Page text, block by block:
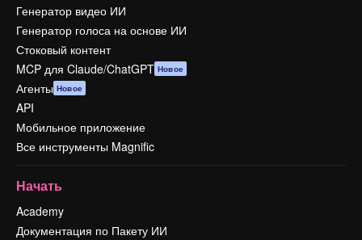
Генератор видео ИИ
Генератор голоса на основе ИИ
Стоковый контент
MCP для Claude/ChatGPT Новое
Агенты Новое
API
Мобильное приложение
Все инструменты Magnific
Начать
Academy
Документация по Пакету ИИ